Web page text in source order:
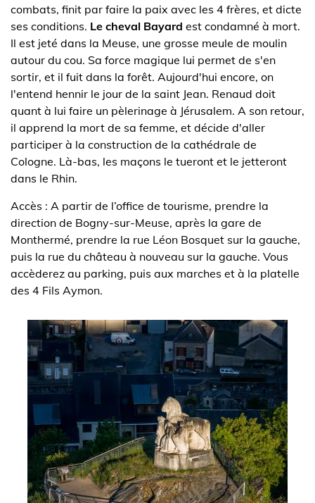
combats, finit par faire la paix avec les 4 frères, et dicte
ses conditions. Le cheval Bayard est condamné à mort.
Il est jeté dans la Meuse, une grosse meule de moulin
autour du cou. Sa force magique lui permet de s'en
sortir, et il fuit dans la forêt. Aujourd'hui encore, on
l'entend hennir le jour de la saint Jean. Renaud doit
quant à lui faire un pèlerinage à Jérusalem. A son retour,
il apprend la mort de sa femme, et décide d'aller
participer à la construction de la cathédrale de
Cologne. Là-bas, les maçons le tueront et le jetteront
dans le Rhin.
Accès : A partir de l’office de tourisme, prendre la
direction de Bogny-sur-Meuse, après la gare de
Monthermé, prendre la rue Léon Bosquet sur la gauche,
puis la rue du château à nouveau sur la gauche. Vous
accèderez au parking, puis aux marches et à la platelle
des 4 Fils Aymon.